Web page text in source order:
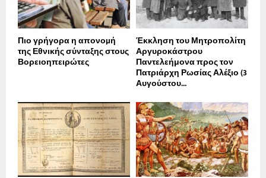
Πιο γρήγορα η απονοµή
της Εθνικής σύνταξης στους
Βορειοηπειρώτες
Έκκληση του Μητροπολίτη
Αργυροκάστρου
Παντελεήμονα προς τον
Πατριάρχη Ρωσίας Αλέξιο (3
Αυγούστου...